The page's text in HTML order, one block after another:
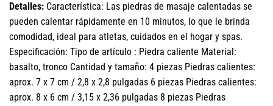
Detalles: Característica: Las piedras de masaje calentadas se
pueden calentar rápidamente en 10 minutos, lo que le brinda
comodidad, ideal para atletas, cuidados en el hogar y spas.
Especificación: Tipo de artículo : Piedra caliente Material:
basalto, tronco Cantidad y tamaño: 4 piezas Piedras calientes:
aprox. 7 x 7 cm / 2,8 x 2,8 pulgadas 6 piezas Piedras calientes:
aprox. 8 x 6 cm / 3,15 x 2,36 pulgadas 8 piezas Piedras